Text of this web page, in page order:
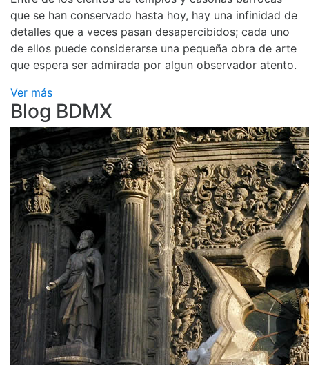
que se han conservado hasta hoy, hay una infinidad de
detalles que a veces pasan desapercibidos; cada uno
de ellos puede considerarse una pequeña obra de arte
que espera ser admirada por algun observador atento.
Ver más
Blog BDMX